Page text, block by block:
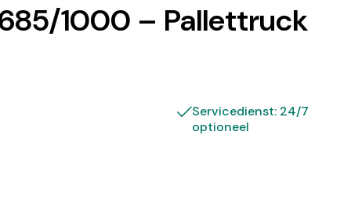
685/1000 – Pallettruck
Servicedienst: 24/7
optioneel